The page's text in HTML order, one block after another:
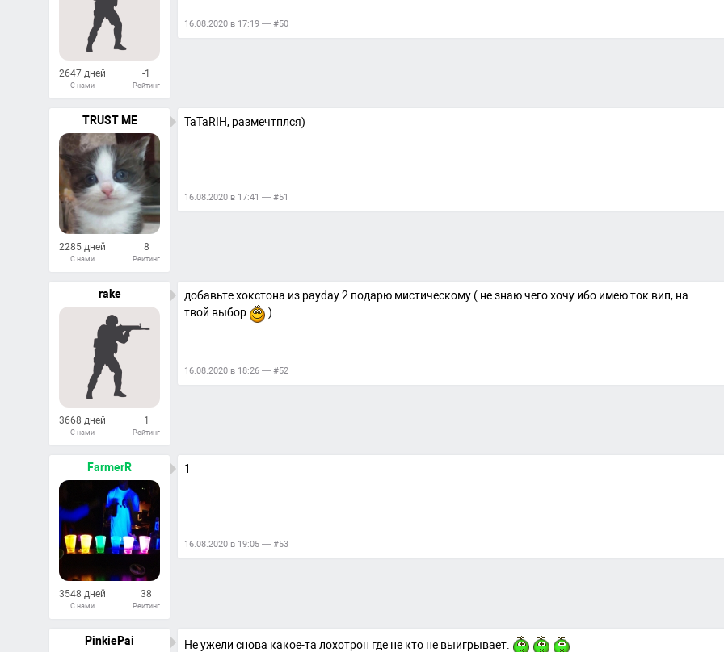
2647 дней
С нами
-1
Рейтинг
3
Ответов
16.08.2020 в 17:19 — #50
TRUST ME
2285 дней
С нами
8
Рейтинг
29
TaTaRIH, размечтплся)
16.08.2020 в 17:41 — #51
rake
3668 дней
С нами
1
Рейтинг
1
добавьте хокстона из payday 2 подарю мистическому ( не знаю чего хочу ибо имею ток вип, на
твой выбор
)
16.08.2020 в 18:26 — #52
FarmerR
3548 дней
С нами
38
Рейтинг
25
Ответов
1
16.08.2020 в 19:05 — #53
PinkiePai Не ужели снова какое-та лохотрон где не кто не выигрывает.